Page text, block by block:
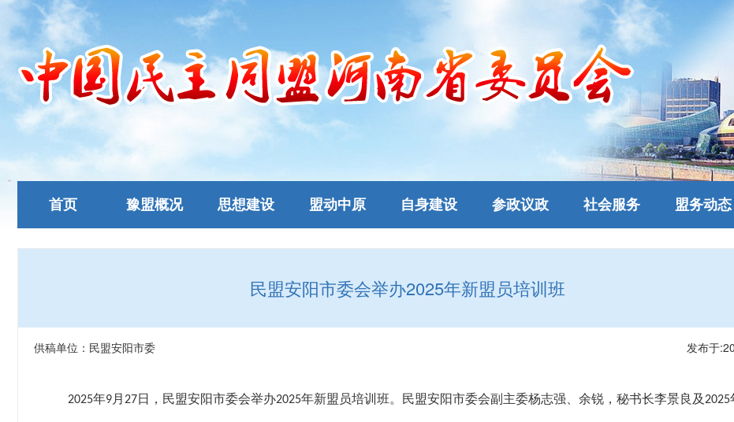
首页 豫盟概况 思想建设 盟动中原 自身建设 参政议政 社会服务 盟务动态
民盟安阳市委会举办2025年新盟员培训班
供稿单位：民盟安阳市委 发布于
2025年9月 27日，民盟安阳市委会举办2025年新盟员培训班。民盟安阳市委会副主委杨志强 余锐， 秘书长李景良及2025